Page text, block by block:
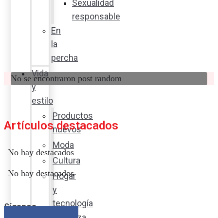
Sexualidad
responsable
En
la
percha
Vida
y
estilo
Productos
nuevos
Moda
Cultura
Hogar
y
tecnología
No se encontraron post random
Artículos destacados
No hay destacados
No hay destacados
Síganos